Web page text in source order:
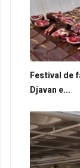
Festival de
Djavan e...